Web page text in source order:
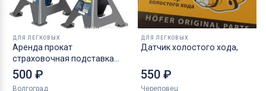
ДЛЯ ЛЕГКОВЫХ
Аренда прокат
страховочная подставка
NORDBERG 2 т
500 ₽
Волгоград
ДЛЯ ЛЕГКОВЫХ
Датчик холостого хода,
550 ₽
Череповец